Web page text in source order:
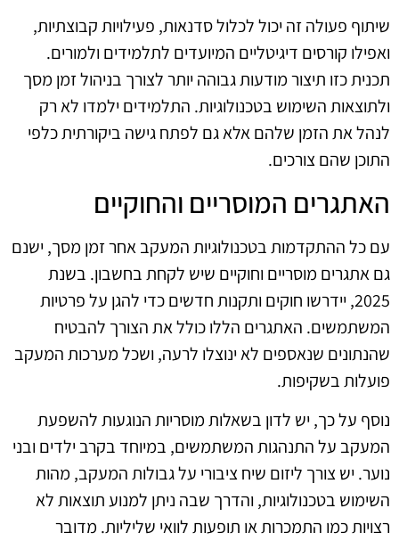
שיתוף פעולה זה יכול לכלול סדנאות, פעילויות קבוצתיות,
ואפילו קורסים דיגיטליים המיועדים לתלמידים ולמורים.
תכנית כזו תיצור מודעות גבוהה יותר לצורך בניהול זמן מסך
ולתוצאות השימוש בטכנולוגיות. התלמידים ילמדו לא רק
לנהל את הזמן שלהם אלא גם לפתח גישה ביקורתית כלפי
התוכן שהם צורכים.
האתגרים המוסריים והחוקיים
עם כל ההתקדמות בטכנולוגיות המעקב אחר זמן מסך, ישנם
גם אתגרים מוסריים וחוקיים שיש לקחת בחשבון. בשנת
2025, יידרשו חוקים ותקנות חדשים כדי להגן על פרטיות
המשתמשים. האתגרים הללו כולל את הצורך להבטיח
שהנתונים שנאספים לא ינוצלו לרעה, ושכל מערכות המעקב
פועלות בשקיפות.
נוסף על כך, יש לדון בשאלות מוסריות הנוגעות להשפעת
המעקב על התנהגות המשתמשים, במיוחד בקרב ילדים ובני
נוער. יש צורך ליזום שיח ציבורי על גבולות המעקב, מהות
השימוש בטכנולוגיות, והדרך שבה ניתן למנוע תוצאות לא
רצויות כמו התמכרות או תופעות לוואי שליליות. מדובר